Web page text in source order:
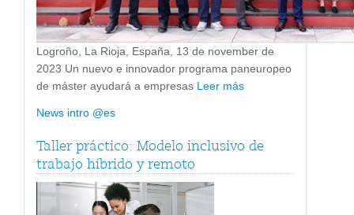
Logroño, La Rioja, España, 13 de november de
2023 Un nuevo e innovador programa paneuropeo
de máster ayudará a empresas Leer más
News intro @es
Taller práctico: Modelo inclusivo de
trabajo híbrido y remoto